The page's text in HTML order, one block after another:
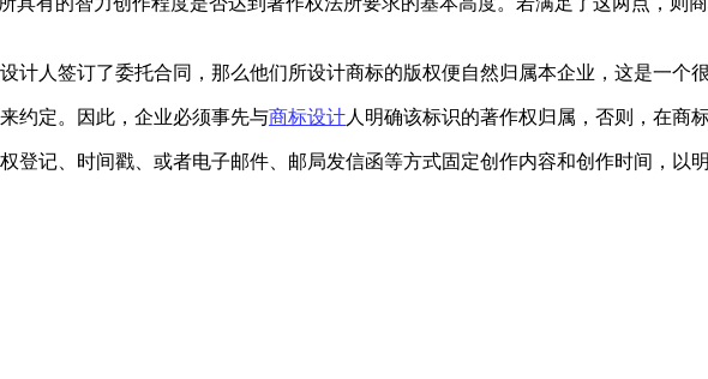
人签订了委托合同，那么他们所设计商标的版权便自然归属本企业，这是一个很
约定。因此，企业必须事先与商标设计人明确该标识的著作权归属，否则，在商
登记、时间戳、或者电子邮件、邮局发信函等方式固定创作内容和创作时间，以